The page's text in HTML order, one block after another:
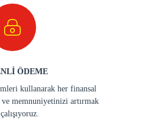
ÖDEME
kullanarak her finansal
memnuniyetinizi artırmak